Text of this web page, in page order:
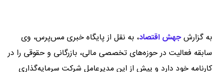
به گزارشجهش اقتصاد، به نقل از پایگاه خبری مس‌پرس، وی
سابقه فعالیت در حوزه‌های تخصصی مالی، بازرگانی و حقوقی را در
کارنامه خود دارد و پیش از این مدیرعامل شرکت سرمایه‌گذاری